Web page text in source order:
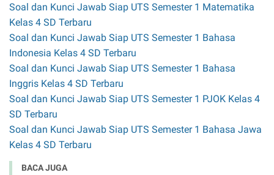
Soal dan Kunci Jawab Siap UTS Semester 1 Matematika
Kelas 4 SD Terbaru
Soal dan Kunci Jawab Siap UTS Semester 1 Bahasa
Indonesia Kelas 4 SD Terbaru
Soal dan Kunci Jawab Siap UTS Semester 1 Bahasa
Inggris Kelas 4 SD Terbaru
Soal dan Kunci Jawab Siap UTS Semester 1 PJOK Kelas 4
SD Terbaru
Soal dan Kunci Jawab Siap UTS Semester 1 Bahasa Jawa
Kelas 4 SD Terbaru
BACA JUGA